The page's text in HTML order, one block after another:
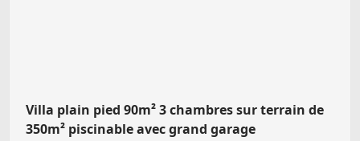
Villa plain pied 90m² 3 chambres sur terrain de
350m² piscinable avec grand garage